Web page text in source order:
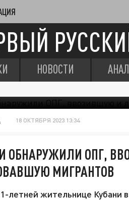
НОВОСТИ
18 ОКТЯБРЯ 2023 13:34
ОБНАРУЖИЛИ ОПГ,
МИГРАНТОВ
летней жительнице Кубани